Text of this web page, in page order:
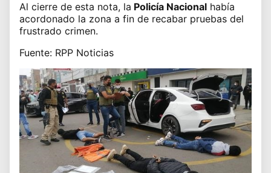
Al cierre de esta nota, la Policía Nacional había
acordonado la zona a fin de recabar pruebas del
frustrado crimen.
Fuente: RPP Noticias